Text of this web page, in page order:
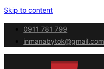
Skip to content
0911 781 799
inmanabytok@gmail.com